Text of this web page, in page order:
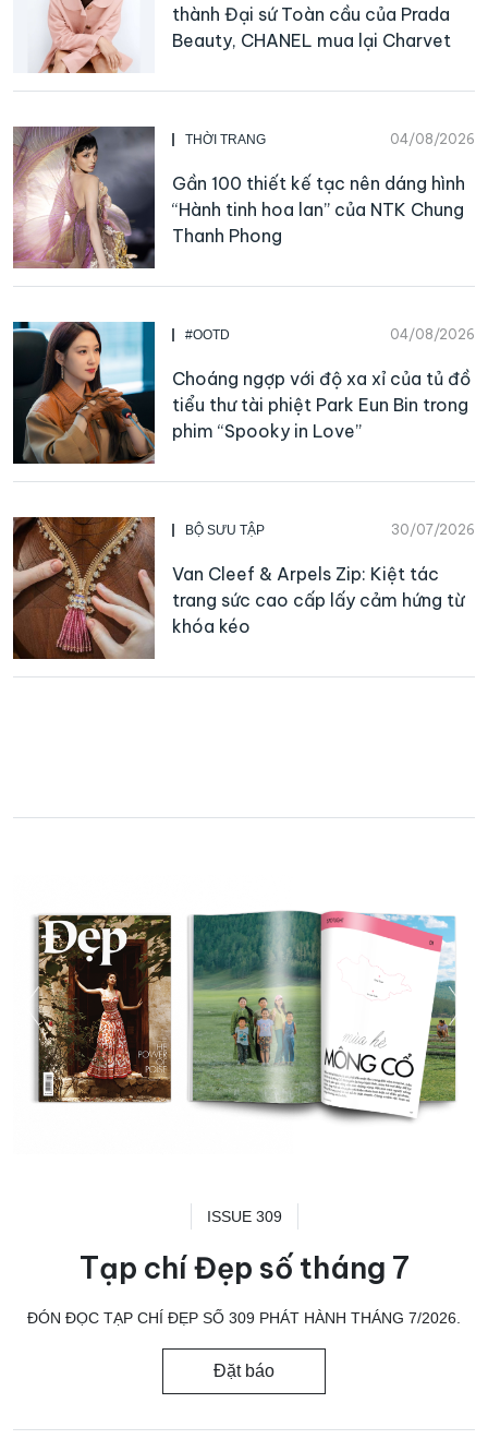
thành Đại sứ Toàn cầu của Prada
Beauty, CHANEL mua lại Charvet
THỜI TRANG 04/08/2026
Gần 100 thiết kế tạc nên dáng hình
“Hành tinh hoa lan” của NTK Chung
Thanh Phong
#OOTD 04/08/2026
Choáng ngợp với độ xa xỉ của tủ đồ
tiểu thư tài phiệt Park Eun Bin trong
phim “Spooky in Love”
BỘ SƯU TẬP 30/07/2026
Van Cleef & Arpels Zip: Kiệt tác
trang sức cao cấp lấy cảm hứng từ
khóa kéo
ISSUE 309
Tạp chí Đẹp số tháng 7
ĐÓN ĐỌC TẠP CHÍ ĐẸP SỐ 309 PHÁT HÀNH THÁNG 7/2026.
Đặt báo